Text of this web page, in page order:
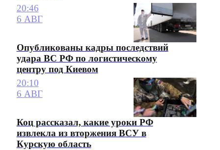
20:46
6 АВГ
Опубликованы кадры последствий
удара ВС РФ по логистическому
центру под Киевом
20:10
6 АВГ
Коц рассказал, какие уроки РФ
извлекла из вторжения ВСУ в
Курскую область